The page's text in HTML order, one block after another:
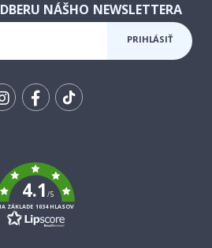
NÁŠHO NEWSLETTERA
PRIHLÁSIŤ
4.1/5
ZÁKLADE 1034 HLASOV